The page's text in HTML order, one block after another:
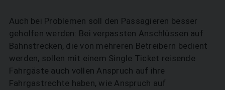
Auch bei Problemen soll den Passagieren besser
geholfen werden: Bei verpassten Anschlüssen auf
Bahnstrecken, die von mehreren Betreibern bedient
werden, sollen mit einem Single Ticket reisende
Fahrgäste auch vollen Anspruch auf ihre
Fahrgastrechte haben, wie Anspruch auf